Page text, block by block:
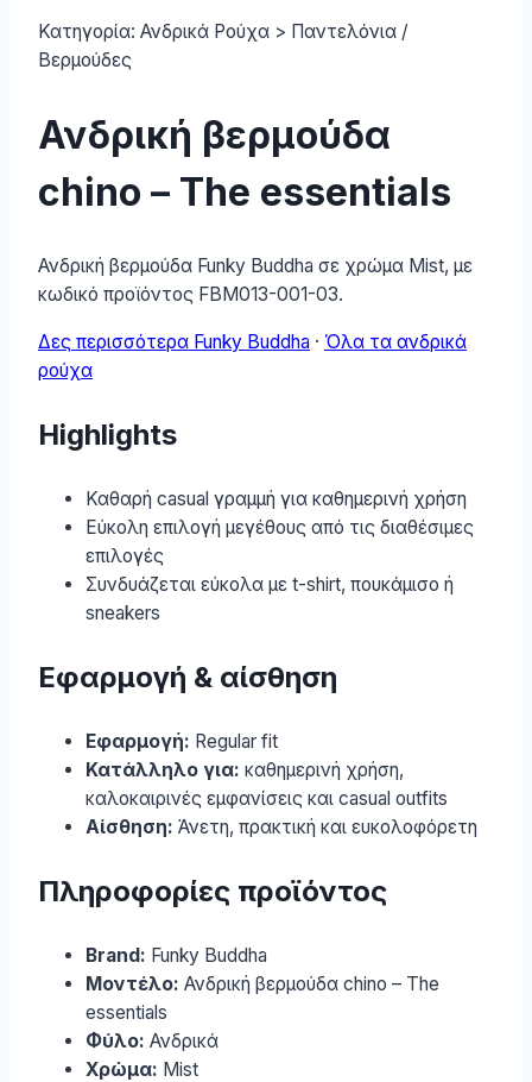
Κατηγορία: Ανδρικά Ρούχα > Παντελόνια /
Βερμούδες
Ανδρική βερμούδα
chino – The essentials
Ανδρική βερμούδα Funky Buddha σε χρώμα Mist, με
κωδικό προϊόντος FBM013-001-03.
Δες περισσότερα Funky Buddha · Όλα τα ανδρικά
ρούχα
Highlights
Καθαρή casual γραμμή για καθημερινή χρήση
Εύκολη επιλογή μεγέθους από τις διαθέσιμες
επιλογές
Συνδυάζεται εύκολα με t-shirt, πουκάμισο ή
sneakers
Εφαρμογή & αίσθηση
Εφαρμογή: Regular fit
Κατάλληλο για: καθημερινή χρήση,
καλοκαιρινές εμφανίσεις και casual outfits
Αίσθηση: Άνετη, πρακτική και ευκολοφόρετη
Πληροφορίες προϊόντος
Brand: Funky Buddha
Μοντέλο: Ανδρική βερμούδα chino – The
essentials
Φύλο: Ανδρικά
Χρώμα: Mist